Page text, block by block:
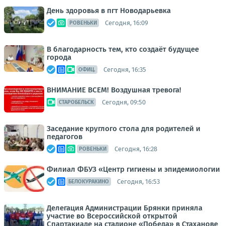
День здоровья в пгт Новодарьевка
РОВЕНЬКИ Сегодня, 16:09
В благодарность тем, кто создаёт будущее
города
ОФИЦ. Сегодня, 16:35
ВНИМАНИЕ ВСЕМ! Воздушная тревога!
СТАРОБЕЛЬСК Сегодня, 09:50
Заседание круглого стола для родителей и
педагогов
РОВЕНЬКИ Сегодня, 16:28
Филиал ФБУЗ «Центр гигиены и эпидемиологии
БЕЛОКУРАКИНО Сегодня, 16:53
Делегация Администрации Брянки приняла
участие во Всероссийской открытой
Спартакиаде на стадионе «Победа» в Стаханове